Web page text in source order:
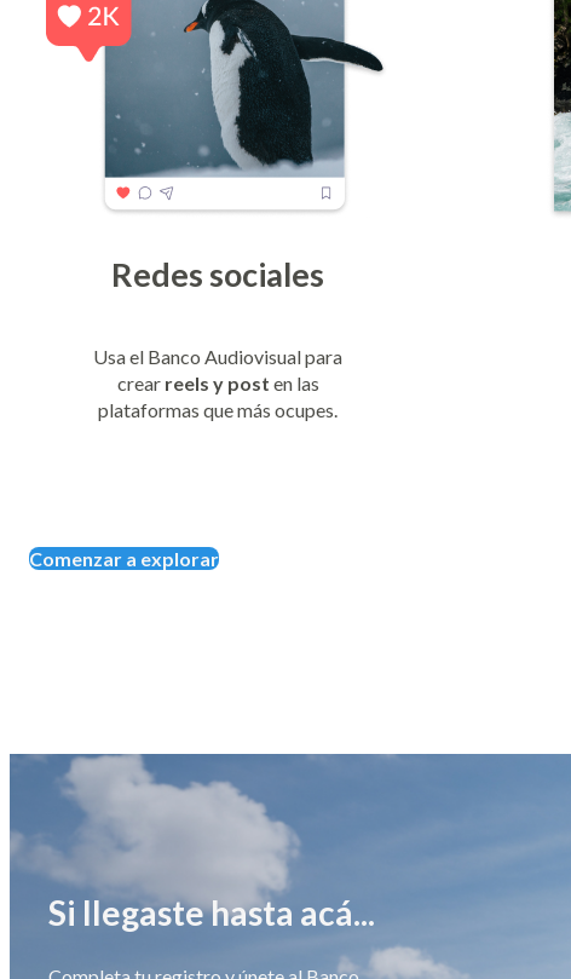
Redes sociales
Usa el Banco Audiovisual para
crear reels y post en las
plataformas que más ocupes.
Comenzar a explorar
Si llegaste hasta acá...